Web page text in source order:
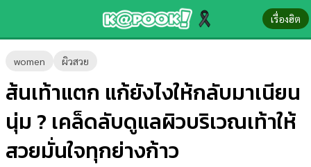
เรื่องฮิต
women ผิวสวย
ส้นเท้าแตก แก้ยังไงให้กลับมาเนียน
นุ่ม ? เคล็ดลับดูแลผิวบริเวณเท้าให้
สวยมั่นใจทุกย่างก้าว
ข่าว-
ความ
รู้